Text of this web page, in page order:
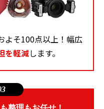
よそ100点以上！幅広
を軽減します。